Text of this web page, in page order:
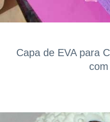
Capa de EVA para